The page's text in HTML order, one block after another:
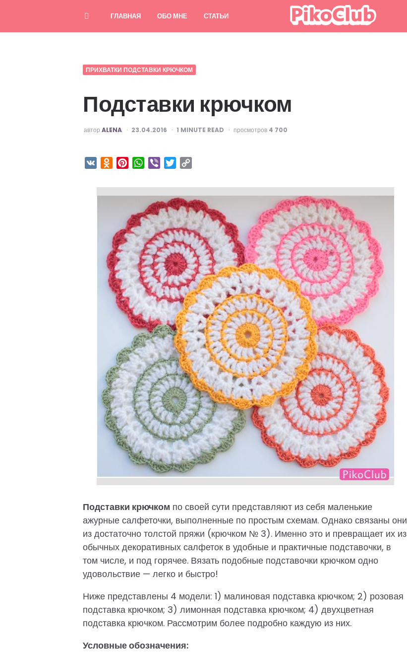
ГЛАВНАЯ ОБО МНЕ СТАТЬИ
ПРИХВАТКИ ПОДСТАВКИ КРЮЧКОМ
Подставки крючком
ОПУБЛИКОВАНО
автор ALENA 23.04.2016 1 MINUTE READ просмотров 4 700
VK Odnoklassniki
PinterestWhatsApp
Viber Twitter
Подставки крючком по своей сути представляют из себя маленькие
ажурные салфеточки, выполненные по простым схемам. Однако связаны они
из достаточно толстой пряжи (крючком № 3). Именно это и превращает их из
обычных декоративных салфеток в удобные и практичные подставочки, в
том числе, и под горячее. Вязать подобные подставочки крючком одно
удовольствие — легко и быстро!
Ниже представлены 4 модели: 1) малиновая подставка крючком; 2) розовая
подставка крючком; 3) лимонная подставка крючком; 4) двухцветная
подставка крючком. Рассмотрим более подробно каждую из них.
Условные обозначения: